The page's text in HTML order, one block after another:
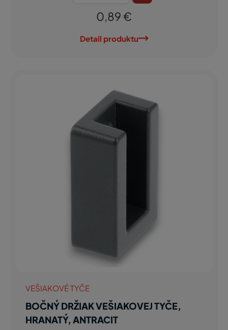
0,89 €
Detail produktu
VEŠIAKOVÉ TYČE
BOČNÝ DRŽIAK VEŠIAKOVEJ TYČE,
HRANATÝ, ANTRACIT